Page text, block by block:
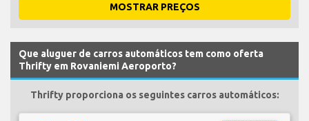
MOSTRAR PREÇOS
Que aluguer de carros automáticos tem como oferta
Thrifty em Rovaniemi Aeroporto?
Thrifty proporciona os seguintes carros automáticos: